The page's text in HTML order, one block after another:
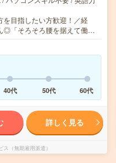
を目指したい方歓迎！／経
◎「そろそろ腰を据えて働…
40代 50代 60代
詳しく見る
（無期雇用派遣）